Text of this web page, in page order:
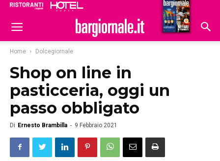
Hoteldomani
Home Dolcegiornale
Shop on line in
pasticceria, oggi un
passo obbligato
Di Ernesto Brambilla - 9 Febbraio 2021